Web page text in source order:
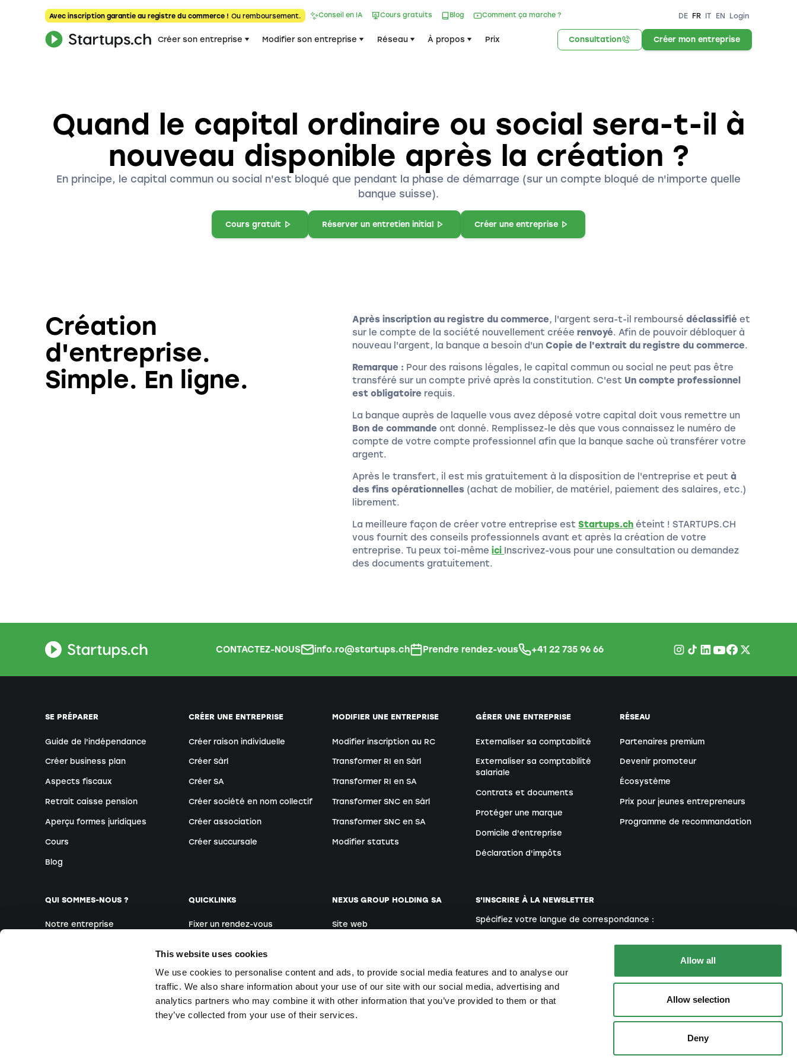
This website uses cookies
We use cookies to personalise content and ads, to provide social media features and to analyse our
traffic. We also share information about your use of our site with our social media, advertising and
analytics partners who may combine it with other information that you’ve provided to them or that
they’ve collected from your use of their services.
Allow all
Allow selection
Deny
Avec inscription garantie au registre du commerce ! Ou remboursement. Conseil en IA Cours gratuits Blog Comment ça marche ? DE FR IT EN Login
Créer son entreprise Modifier son entreprise Réseau À propos Prix Consultation Créer mon entreprise
Quand le capital ordinaire ou social sera-t-il à
nouveau disponible après la création ?
En principe, le capital commun ou social n'est bloqué que pendant la phase de démarrage (sur un compte bloqué de n'importe quelle
banque suisse).
Cours gratuit Réserver un entretien initial Créer une entreprise
Création
d'entreprise.
Simple. En ligne.
Après inscription au registre du commerce, l'argent sera-t-il remboursédéclassifié et
sur le compte de la société nouvellement crééerenvoyé. Afin de pouvoir débloquer à
nouveau l'argent, la banque a besoin d'unCopie de l'extrait du registre du commerce.
Remarque : Pour des raisons légales, le capital commun ou social ne peut pas être
transféré sur un compte privé après la constitution. C'est Un compte professionnel
est obligatoire requis.
La banque auprès de laquelle vous avez déposé votre capital doit vous remettre un
Bon de commande ont donné. Remplissez-le dès que vous connaissez le numéro de
compte de votre compte professionnel afin que la banque sache où transférer votre
argent.
Après le transfert, il est mis gratuitement à la disposition de l'entreprise et peutà
des fins opérationnelles (achat de mobilier, de matériel, paiement des salaires, etc.)
librement.
La meilleure façon de créer votre entreprise estStartups.ch éteint ! STARTUPS.CH
vous fournit des conseils professionnels avant et après la création de votre
entreprise. Tu peux toi-mêmeici Inscrivez-vous pour une consultation ou demandez
des documents gratuitement.
CONTACTEZ-NOUS info.ro@startups.ch Prendre rendez-vous +41 22 735 96 66
SE PRÉPARER
Guide de l'indépendance
Créer business plan
Aspects fiscaux
Retrait caisse pension
Aperçu formes juridiques
Cours
Blog
CRÉER UNE ENTREPRISE
Créer raison individuelle
Créer Sàrl
Créer SA
Créer société en nom collectif
Créer association
Créer succursale
MODIFIER UNE ENTREPRISE
Modifier inscription au RC
Transformer RI en Sàrl
Transformer RI en SA
Transformer SNC en Sàrl
Transformer SNC en SA
Modifier statuts
GÉRER UNE ENTREPRISE
Externaliser sa comptabilité
Externaliser sa comptabilité
salariale
Contrats et documents
Protéger une marque
Domicile d'entreprise
Déclaration d'impôts
RÉSEAU
Partenaires premium
Devenir promoteur
Écosystème
Prix pour jeunes entrepreneurs
Programme de recommandation
QUI SOMMES-NOUS ?
Notre entreprise
QUICKLINKS
Fixer un rendez-vous
Cours sur place
Questions & Réponses
NEXUS GROUP HOLDING SA
Site web
S'INSCRIRE À LA NEWSLETTER
Spécifiez votre langue de correspondance :
En vous inscrivant, vous acceptez notre